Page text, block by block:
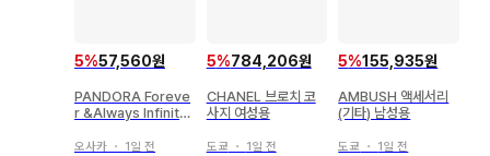
5%57,560원
PANDORA Foreve
r &Always Infinity
오사카 ・ 1일 전
5%784,206원
CHANEL 브로치 코
사지 여성용
도쿄 ・ 1일 전
5%155,935원
AMBUSH 액세서리
(기타) 남성용
도쿄 ・ 1일 전